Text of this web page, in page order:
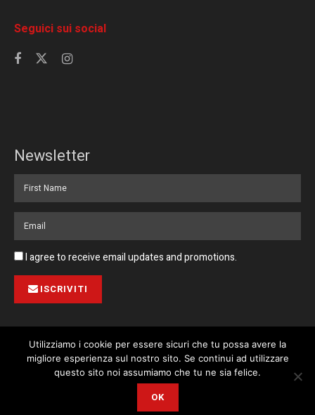
Seguici sui social
Newsletter
I agree to receive email updates and promotions.
ISCRIVITI
Pubblicità Collabora con noi Contatto Privacy Policy
© 2023 Corriere di Malta / Fortissimo Ltd
This website uses cookies. By continuing to use this website you are
Utilizziamo i cookie per essere sicuri che tu possa avere la
migliore esperienza sul nostro sito. Se continui ad utilizzare
questo sito noi assumiamo che tu ne sia felice.
OK